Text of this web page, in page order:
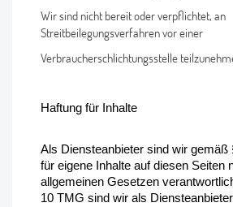
Wir sind nicht bereit oder verpflichtet, an
Streitbeilegungsverfahren vor einer
Verbraucherschlichtungsstelle
Haftung für Inhalte
Als Diensteanbieter sind wir gemäß
für eigene Inhalte auf diesen Seiten
allgemeinen Gesetzen
10 TMG sind wir als